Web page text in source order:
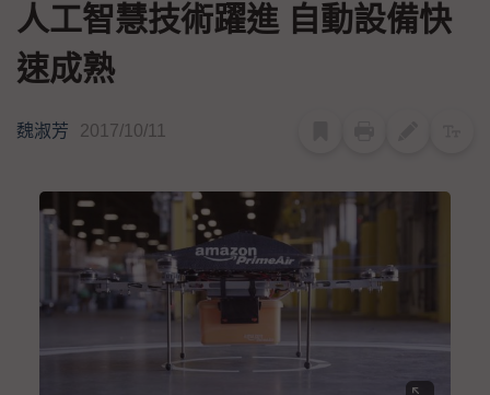
人工智慧技術躍進 自動設備快
速成熟
魏淑芳 2017/10/11